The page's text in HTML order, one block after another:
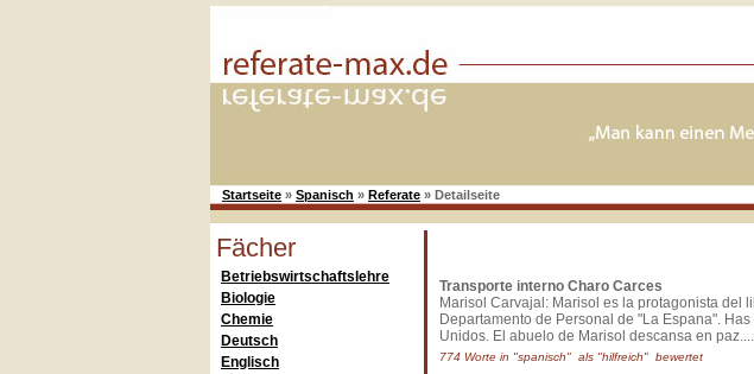
Startseite » Spanisch » Referate » Detailseite
Fächer
Betriebswirtschaftslehre
Biologie
Chemie
Deutsch
Englisch
Transporte interno Charo Carces
Marisol Carvajal: Marisol es la protagonista del
Departamento de Personal de "La Espana".
Unidos. El abuelo de Marisol descansa en paz....
774 Worte in "spanisch" als "hilfreich" bewertet